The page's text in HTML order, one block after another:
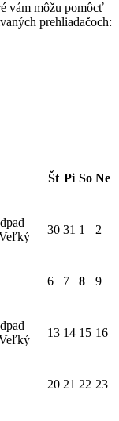
vám môžu pomôcť
prehliadačoch:
Št Pi So Ne
30 31 1 2
6 7 8 9
13 14 15 16
20 21 22 23